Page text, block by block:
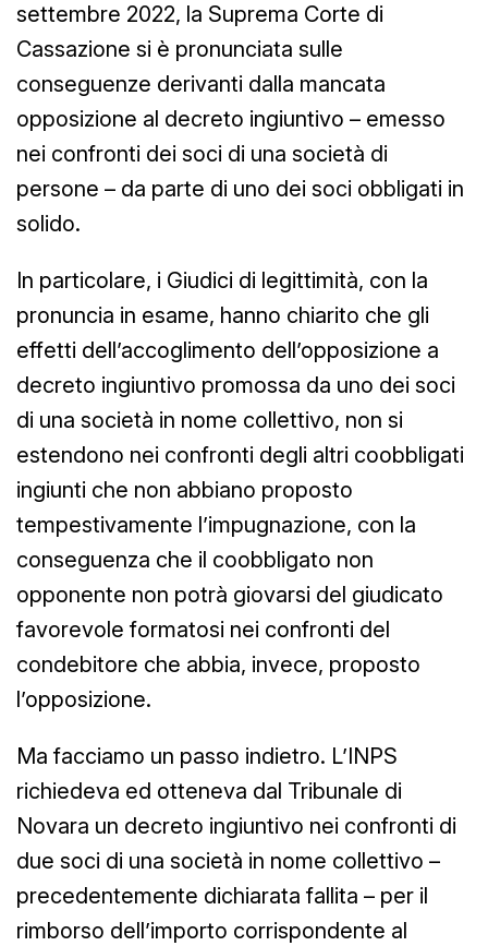
settembre 2022, la Suprema Corte di
Cassazione si è pronunciata sulle
conseguenze derivanti dalla mancata
opposizione al decreto ingiuntivo – emesso
nei confronti dei soci di una società di
persone – da parte di uno dei soci obbligati in
solido.
In particolare, i Giudici di legittimità, con la
pronuncia in esame, hanno chiarito che gli
effetti dell’accoglimento dell’opposizione a
decreto ingiuntivo promossa da uno dei soci
di una società in nome collettivo, non si
estendono nei confronti degli altri coobbligati
ingiunti che non abbiano proposto
tempestivamente l’impugnazione, con la
conseguenza che il coobbligato non
opponente non potrà giovarsi del giudicato
favorevole formatosi nei confronti del
condebitore che abbia, invece, proposto
l’opposizione.
Ma facciamo un passo indietro. L’INPS
richiedeva ed otteneva dal Tribunale di
Novara un decreto ingiuntivo nei confronti di
due soci di una società in nome collettivo –
precedentemente dichiarata fallita – per il
rimborso dell’importo corrispondente al